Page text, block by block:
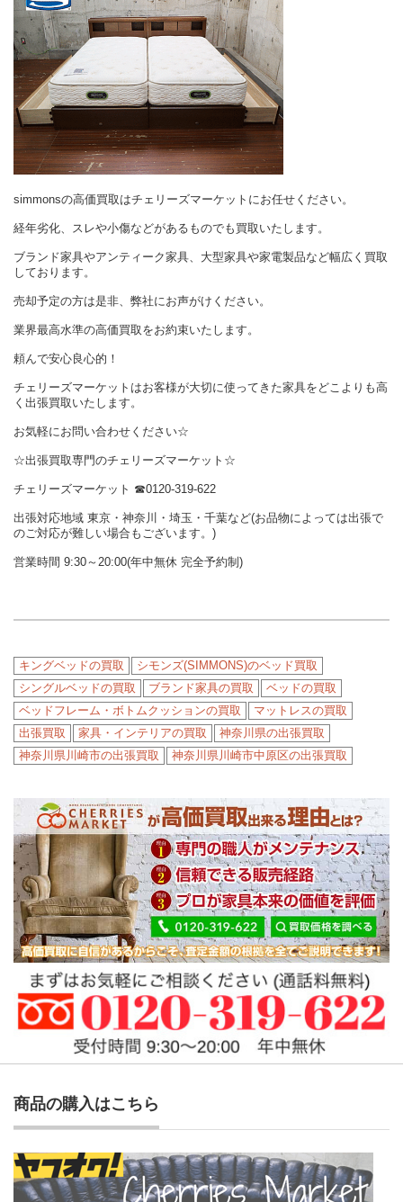
simmonsの高価買取はチェリーズマーケットにお任せください。
経年劣化、スレや小傷などがあるものでも買取いたします。
ブランド家具やアンティーク家具、大型家具や家電製品など幅広く買取
しております。
売却予定の方は是非、弊社にお声がけください。
業界最高水準の高価買取をお約束いたします。
頼んで安心良心的！
チェリーズマーケットはお客様が大切に使ってきた家具をどこよりも高
く出張買取いたします。
お気軽にお問い合わせください☆
☆出張買取専門のチェリーズマーケット☆
チェリーズマーケット ☎︎0120-319-622
出張対応地域 東京・神奈川・埼玉・千葉など(お品物によっては出張で
のご対応が難しい場合もございます。)
営業時間 9:30～20:00(年中無休 完全予約制)
キングベッドの買取
シモンズ(SIMMONS)のベッド買取
シングルベッドの買取
ブランド家具の買取
ベッドの買取
ベッドフレーム・ボトムクッションの買取
マットレスの買取
出張買取
家具・インテリアの買取
神奈川県の出張買取
神奈川県川崎市の出張買取
神奈川県川崎市中原区の出張買取
商品の購入はこちら